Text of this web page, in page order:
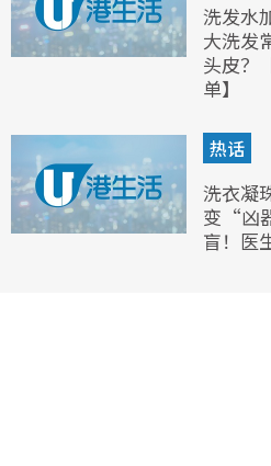
洗发水
大洗发
头皮？
单】
热话
洗衣凝
变“凶
盲！医